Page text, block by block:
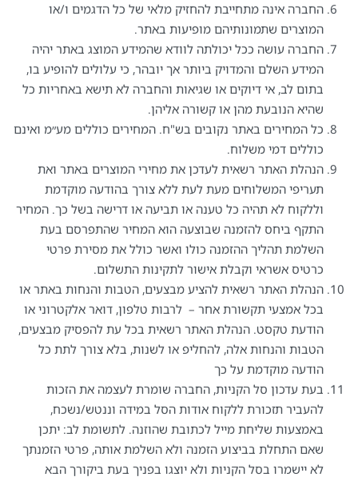
החברה אינה מתחייבת להחזיק מלאי של כל הדגמים ו/או
המוצרים שתמונותיהם מופיעות באתר.
החברה עושה ככל יכולתה לוודא שהמידע המוצג באתר יהיה
המידע השלם והמדויק ביותר אך יובהר, כי עלולים להופיע בו,
בתום לב, אי דיוקים או שגיאות והחברה לא תישא באחריות כל
שהיא הנובעת מהן או קשורה אליהן.
כל המחירים באתר נקובים בש"ח. המחירים כוללים מע״מ ואינם
כוללים דמי משלוח.
הנהלת האתר רשאית לעדכן את מחירי המוצרים באתר ואת
תעריפי המשלוחים מעת לעת ללא צורך בהודעה מוקדמת
וללקוח לא תהיה כל טענה או תביעה או דרישה בשל כך. המחיר
התקף ביחס להזמנה שבוצעה הוא המחיר שהתפרסם בעת
השלמת תהליך ההזמנה כולו ואשר כולל את מסירת פרטי
כרטיס אשראי וקבלת אישור לתקינות התשלום.
הנהלת האתר רשאית להציע מבצעים, הטבות והנחות באתר או
בכל אמצעי תקשורת אחר – לרבות טלפון, דואר אלקטרוני או
הודעת טקסט. הנהלת האתר רשאית בכל עת להפסיק מבצעים,
הטבות והנחות אלה, להחליפ או לשנות, בלא צורך לתת כל
הודעה מוקדמת על כך
בעת עדכון סל הקניות, החברה שומרת לעצמה את הזכות
להעביר תזכורת ללקוח אודות הסל במידה וננטש/נשכח,
באמצעות שליחת מייל לכתובת שהוזנה. לתשומת לב: יתכן
שאם התחלת בביצוע הזמנה ולא השלמת אותה, פרטי הזמנתך
לא יישמרו בסל הקניות ולא יוצגו בפניך בעת ביקורך הבא